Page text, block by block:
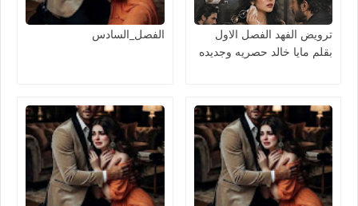
ترويض الفهد الفصل الاول
بقلم مايا خالد حصريه وجديده
الفصل_السادس